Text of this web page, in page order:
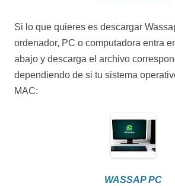
Si lo que quieres es descargar
ordenador, PC o computadora entra
abajo y descarga el archivo
dependiendo de si tu sistema
MAC:
WASSAP PC